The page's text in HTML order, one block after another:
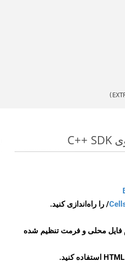
فایل محلی و فرمت تنظیم شده